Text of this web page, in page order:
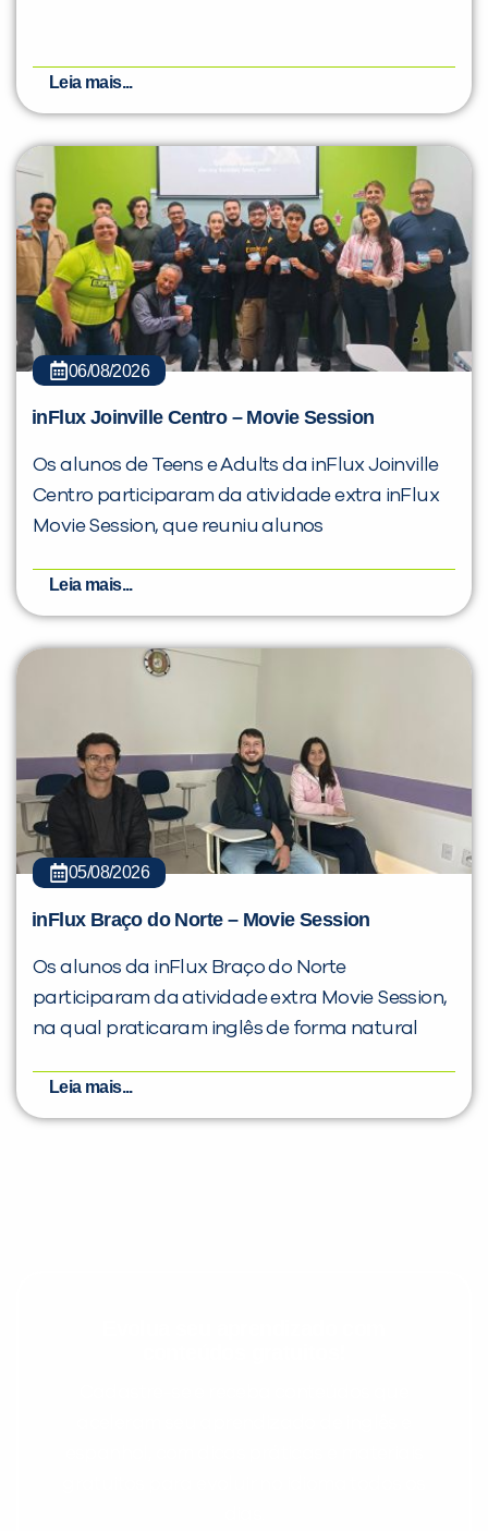
Leia mais...
06/08/2026
inFlux Joinville Centro – Movie Session
Os alunos de Teens e Adults da inFlux Joinville
Centro participaram da atividade extra inFlux
Movie Session, que reuniu alunos
Leia mais...
05/08/2026
inFlux Braço do Norte – Movie Session
Os alunos da inFlux Braço do Norte
participaram da atividade extra Movie Session,
na qual praticaram inglês de forma natural
Leia mais...